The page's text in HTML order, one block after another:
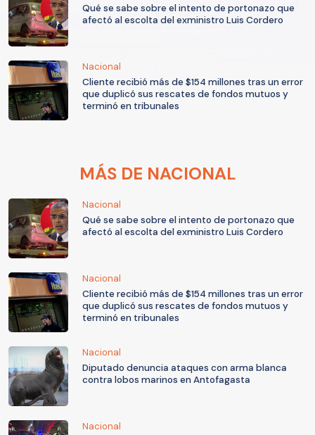
Qué se sabe sobre el intento de portonazo que
afectó al escolta del exministro Luis Cordero
Nacional
Cliente recibió más de $154 millones tras un error
que duplicó sus rescates de fondos mutuos y
terminó en tribunales
MÁS DE NACIONAL
Nacional
Qué se sabe sobre el intento de portonazo que
afectó al escolta del exministro Luis Cordero
Nacional
Cliente recibió más de $154 millones tras un error
que duplicó sus rescates de fondos mutuos y
terminó en tribunales
Nacional
Diputado denuncia ataques con arma blanca
contra lobos marinos en Antofagasta
Nacional